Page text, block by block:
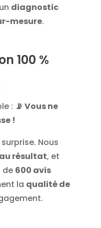
diagnostic
mesure.
100 %
: 📡 Vous ne
!
Nous
résultat, et
de 600 avis
la qualité de